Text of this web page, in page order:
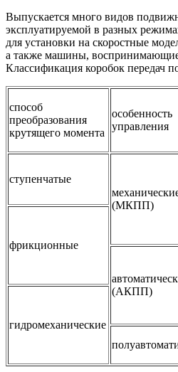
Выпускается много видов
эксплуатируемой в разных
для установки на скоростные
а также машины,
Классификация коробок передач
способ
преобразования
крутящего момента
особенность
управления
ступенчатые
(МКПП)
фрикционные
(АКПП)
гидромеханические